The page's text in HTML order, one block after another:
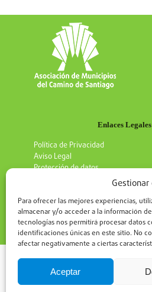
Para ofrecer las mejores experiencias,
almacenar y/o acceder a la información
tecnologías nos permitirá procesar datos
identificaciones únicas en este sitio. No
afectar negativamente a ciertas
Aceptar
Enlaces Legales
Política de Privacidad
Aviso Legal
Protección de datos